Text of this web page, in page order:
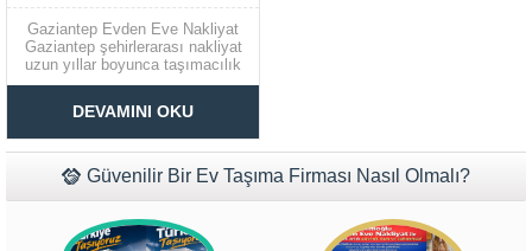
Gaziantep Evden Eve Nakliyat
Gaziantep şehirlerarası nakliyat
uzun yıllar boyunca taşımacılık
alanında hizmet vermekte olan
taşıma hizmetlerimiz için her
türlü sigortayı yapmakta ve
müşterilerimizin memnuniyetini
en üst seviyede tutmaktayız.
Gaziantep evden eve nakliyat
taşımacılık sektörü için...
DEVAMINI OKU
Güvenilir Bir Ev Taşıma Firması Nasıl Olmalı?